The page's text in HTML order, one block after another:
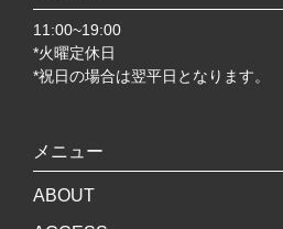
11:00~19:00
*火曜定休日
*祝日の場合は翌平日となります。
メニュー
ABOUT